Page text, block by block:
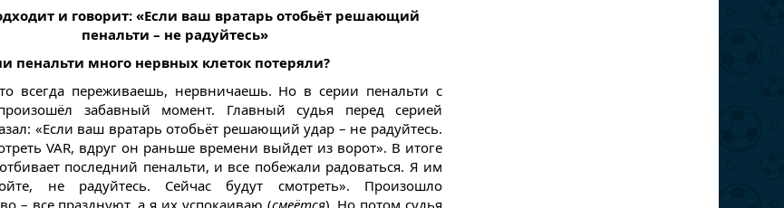
и говорит: «Если ваш вратарь отобьёт решающий
пенальти – не радуйтесь»
пенальти много нервных клеток потеряли?
всегда переживаешь, нервничаешь. Но в серии пенальти с
забавный момент. Главный судья перед серией
«Если ваш вратарь отобьёт решающий удар – не радуйтесь.
VAR, вдруг он раньше времени выйдет из ворот». В итоге
последний пенальти, и все побежали радоваться. Я им
не радуйтесь. Сейчас будут смотреть». Произошло